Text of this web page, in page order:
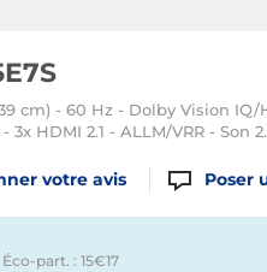
cm) - 60 Hz - Dolby Vision
3x HDMI 2.1 - ALLM/VRR - Son
votre avis Poser
Éco-part. : 15€17